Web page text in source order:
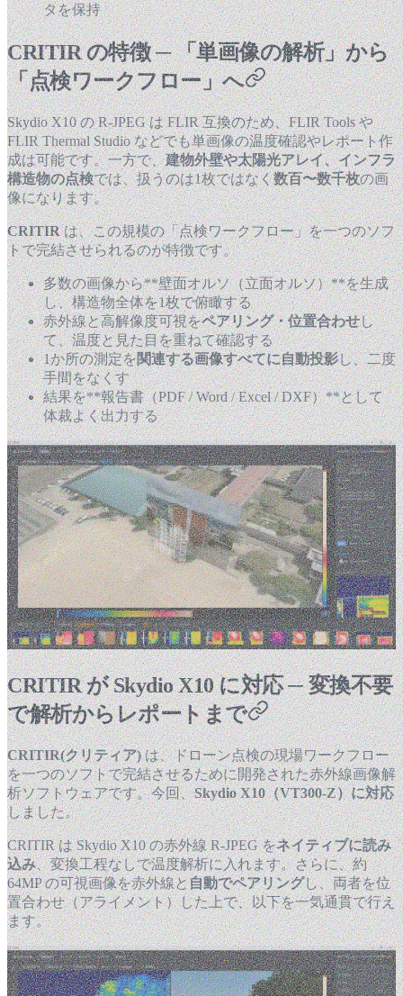
タを保持
CRITIR の特徴 ─ 「単画像の解析」から
「点検ワークフロー」へ
Skydio X10 の R-JPEG は FLIR 互換のため、FLIR Tools や
FLIR Thermal Studio などでも単画像の温度確認やレポート作
成は可能です。一方で、建物外壁や太陽光アレイ、インフラ
構造物の点検では、扱うのは1枚ではなく数百〜数千枚の画
像になります。
CRITIRは、この規模の「点検ワークフロー」を一つのソフ
トで完結させられるのが特徴です。
多数の画像から**壁面オルソ（立面オルソ）**を生成
し、構造物全体を1枚で俯瞰する
赤外線と高解像度可視をペアリング・位置合わせし
て、温度と見た目を重ねて確認する
1か所の測定を関連する画像すべてに自動投影し、二度
手間をなくす
結果を**報告書（PDF / Word / Excel / DXF）**として
体裁よく出力する
CRITIR が Skydio X10 に対応 ─ 変換不要
で解析からレポートまで
CRITIR(クリティア)は、ドローン点検の現場ワークフロー
を一つのソフトで完結させるために開発された赤外線画像解
析ソフトウェアです。今回、Skydio X10（VT300-Z）に対応
しました。
CRITIR は Skydio X10 の赤外線 R-JPEG をネイティブに読み
込み、変換工程なしで温度解析に入れます。さらに、約
64MP の可視画像を赤外線と自動でペアリングし、両者を位
置合わせ（アライメント）した上で、以下を一気通貫で行え
ます。